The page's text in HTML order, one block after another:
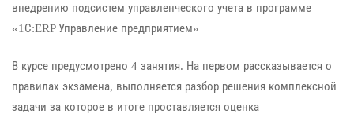
внедрению подсистем управленческого учета в программе
«1С:ERP Управление предприятием»
В курсе предусмотрено 4 занятия. На первом рассказывается о
правилах экзамена, выполняется разбор решения комплексной
задачи за которое в итоге проставляется оценка